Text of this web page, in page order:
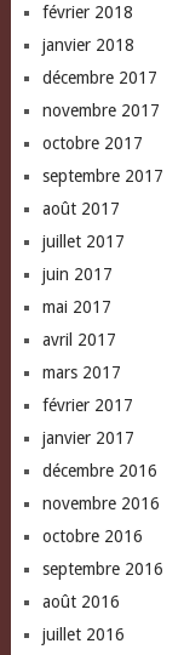
février 2018
janvier 2018
décembre 2017
novembre 2017
octobre 2017
septembre 2017
août 2017
juillet 2017
juin 2017
mai 2017
avril 2017
mars 2017
février 2017
janvier 2017
décembre 2016
novembre 2016
octobre 2016
septembre 2016
août 2016
juillet 2016